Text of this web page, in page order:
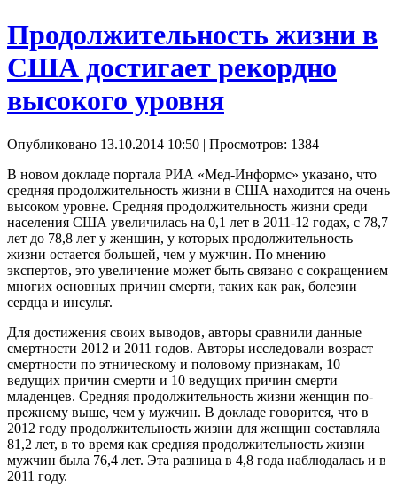
Продолжительность жизни в
США достигает рекордно
высокого уровня
Опубликовано 13.10.2014 10:50 | Просмотров: 1384
В новом докладе портала РИА «Мед-Информс» указано, что
средняя продолжительность жизни в США находится на очень
высоком уровне. Средняя продолжительность жизни среди
населения США увеличилась на 0,1 лет в 2011-12 годах, с 78,7
лет до 78,8 лет у женщин, у которых продолжительность
жизни остается большей, чем у мужчин. По мнению
экспертов, это увеличение может быть связано с сокращением
многих основных причин смерти, таких как рак, болезни
сердца и инсульт.
Для достижения своих выводов, авторы сравнили данные
смертности 2012 и 2011 годов. Авторы исследовали возраст
смертности по этническому и половому признакам, 10
ведущих причин смерти и 10 ведущих причин смерти
младенцев. Средняя продолжительность жизни женщин по-
прежнему выше, чем у мужчин. В докладе говорится, что в
2012 году продолжительность жизни для женщин составляла
81,2 лет, в то время как средняя продолжительность жизни
мужчин была 76,4 лет. Эта разница в 4,8 года наблюдалась и в
2011 году.